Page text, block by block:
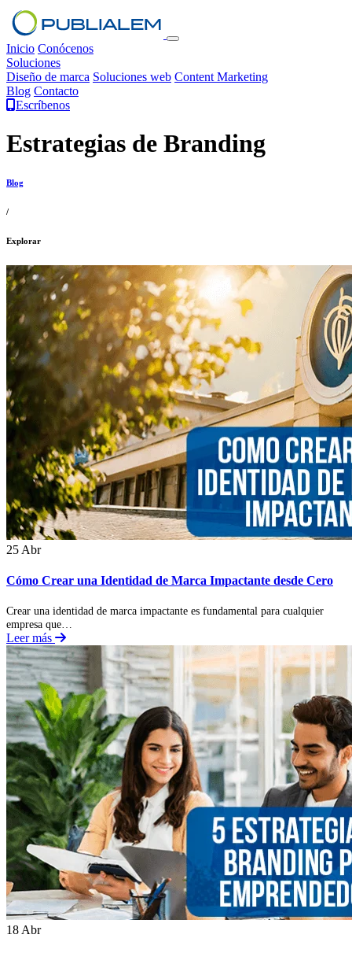
Inicio Conócenos
Soluciones
Diseño de marca Soluciones web Content Marketing
Blog Contacto
Escríbenos
Estrategias de Branding
Blog
/
Explorar
25 Abr
Cómo Crear una Identidad de Marca Impactante desde Cero
Crear una identidad de marca impactante es fundamental para cualquier
empresa que…
Leer más
18 Abr